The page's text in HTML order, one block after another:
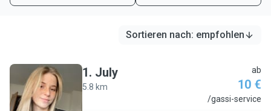
Sortieren nach: empfohlen
J
1. July
5.8 km
ab
10 €
/gassi-service